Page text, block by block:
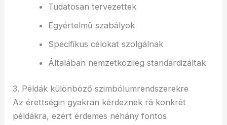
Tudatosan tervezettek
Egyértelmű szabályok
Specifikus célokat szolgálnak
Általában nemzetközileg standardizáltak
3. Példák különböző szimbólumrendszerekre
Az érettségin gyakran kérdeznek rá konkrét
példákra, ezért érdemes néhány fontos